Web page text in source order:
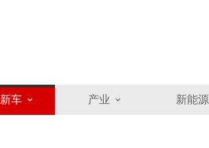
新车 产业 新能源